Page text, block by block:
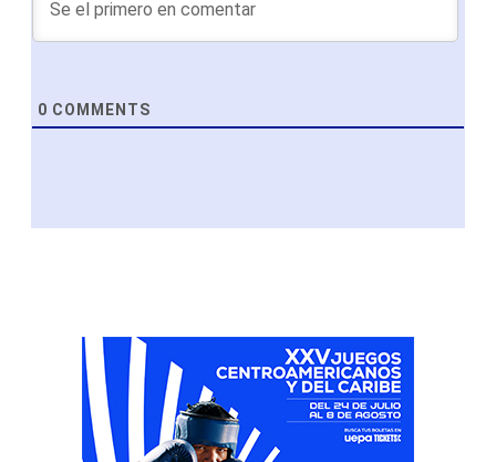
0 COMMENTS